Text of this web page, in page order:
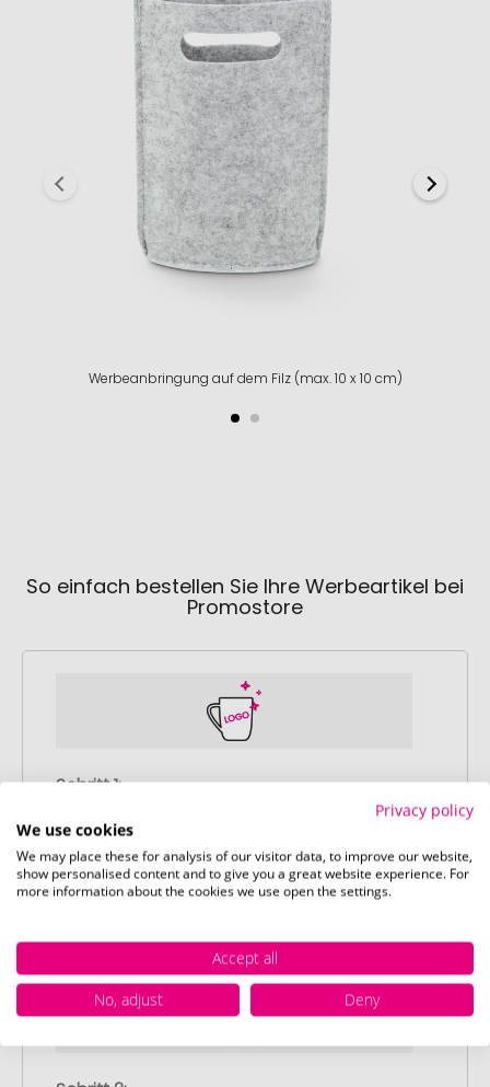
Werbeanbringung auf dem Filz (max. 10 x 10 cm)
So einfach bestellen Sie Ihre Werbeartikel bei
Promostore
Schritt 1:
Wählen Sie Ihre gewünschten
Werbeartikel aus und passen Sie diese
nach Ihren Vorstellungen an.
Artikel in Ihren Warenkorb.
Privacy policy
We use cookies
We may place these for analysis of our visitor data, to improve our website,
show personalised content and to give you a great website experience. For
more information about the cookies we use open the settings.
Accept all
No, adjust
Deny